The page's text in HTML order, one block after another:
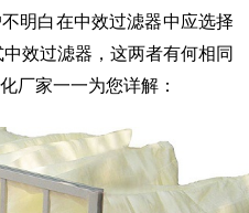
明白在中效过滤器中应选择
效过滤器，这两者有何相同
厂家一一为您详解：